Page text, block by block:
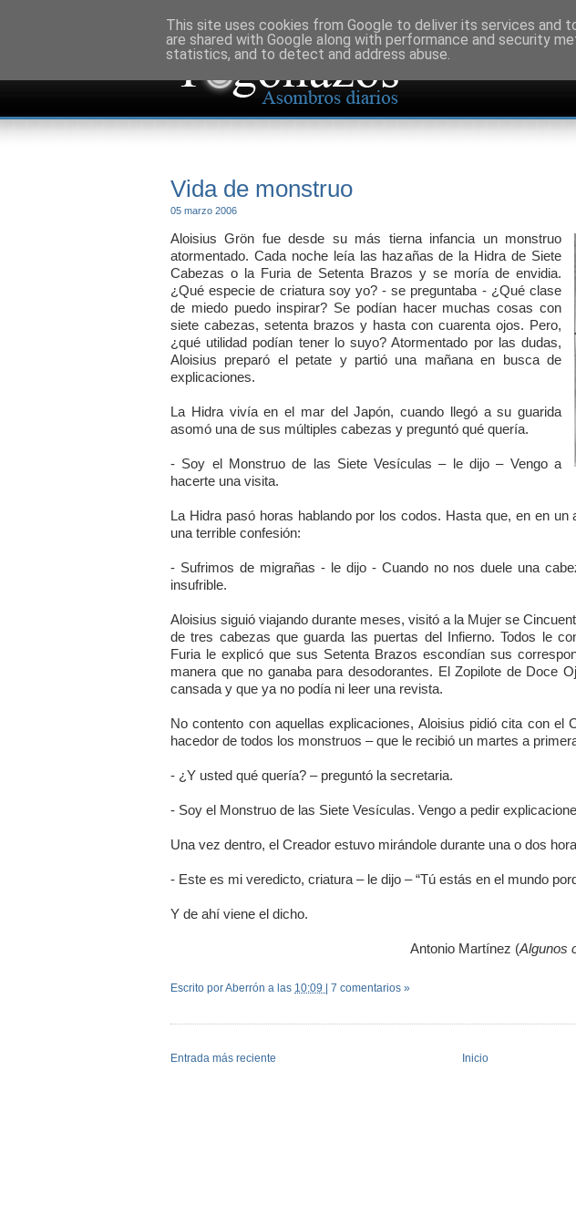
Vida de monstruo
05 marzo 2006
Aloisius Grön fue desde su más tierna infancia un monstruo
atormentado. Cada noche leía las hazañas de la Hidra de Siete
Cabezas o la Furia de Setenta Brazos y se moría de envidia.
¿Qué especie de criatura soy yo? - se preguntaba - ¿Qué clase
de miedo puedo inspirar? Se podían hacer muchas cosas con
siete cabezas, setenta brazos y hasta con cuarenta ojos. Pero,
¿qué utilidad podían tener lo suyo? Atormentado por las dudas,
Aloisius preparó el petate y partió una mañana en busca de
explicaciones.
La Hidra vivía en el mar del Japón, cuando llegó a su guarida
asomó una de sus múltiples cabezas y preguntó qué quería.
- Soy el Monstruo de las Siete Vesículas – le dijo – Vengo a
hacerte una visita.
La Hidra pasó horas hablando por los codos. Hasta que, en en un
una terrible confesión:
- Sufrimos de migrañas - le dijo - Cuando no nos duele una
insufrible.
Aloisius siguió viajando durante meses, visitó a la Mujer se
de tres cabezas que guarda las puertas del Infierno. Todos le
Furia le explicó que sus Setenta Brazos escondían sus
manera que no ganaba para desodorantes. El Zopilote de Doce
cansada y que ya no podía ni leer una revista.
No contento con aquellas explicaciones, Aloisius pidió cita con el
hacedor de todos los monstruos – que le recibió un martes a
- ¿Y usted qué quería? – preguntó la secretaria.
- Soy el Monstruo de las Siete Vesículas. Vengo a pedir
Una vez dentro, el Creador estuvo mirándole durante una o dos
- Este es mi veredicto, criatura – le dijo – “Tú estás en el mundo
Y de ahí viene el dicho.
Antonio Martínez (Algunos
Escrito por Aberrón a las 10:09 | 7 comentarios »
Entrada más reciente Inicio
This site uses cookies from Google to deliver its services and
are shared with Google along with performance and security
statistics, and to detect and address abuse.